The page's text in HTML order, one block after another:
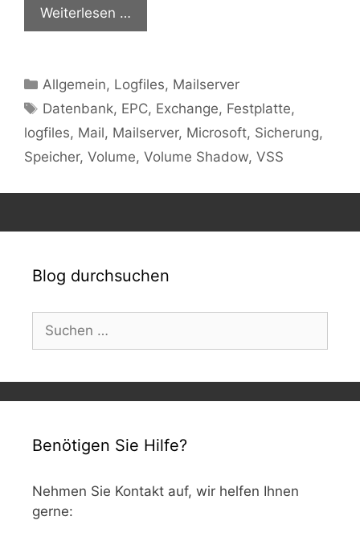
Weiterlesen …
Kategorien
Allgemein, Logfiles, Mailserver
Schlagwörter
Datenbank, EPC, Exchange, Festplatte,
logfiles, Mail, Mailserver, Microsoft, Sicherung,
Speicher, Volume, Volume Shadow, VSS
Blog durchsuchen
nach:
Benötigen Sie Hilfe?
Nehmen Sie Kontakt auf, wir helfen Ihnen
gerne: